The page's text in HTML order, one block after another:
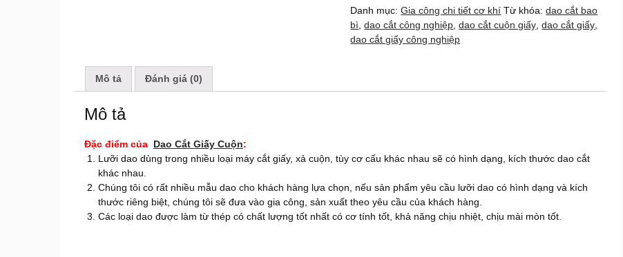
Danh mục:Gia công chi tiết cơ khí Từ khóa:dao cắt bao
bì ,dao cắt công nghiệp ,dao cắt cuộn giấy ,dao cắt giấy
dao cắt giấy công nghiệp
Mô tả Đánh giá (0)
Mô tả
Đặc điểm của Dao Cắt Giấy Cuộn:
Lưỡi dao dùng trong nhiều loại máy cắt giấy, xả cuộn, tùy cơ cấu khác nhau sẽ có hình dạng, kích thước dao cắt
khác nhau.
Chúng tôi có rất nhiều mẫu dao cho khách hàng lựa chọn, nếu sản phẩm yêu cầu lưỡi dao có hình dạng và kích
thước riêng biệt, chúng tôi sẽ đưa vào gia công, sản xuất theo yêu cầu của khách hàng.
Các loại dao được làm từ thép có chất lượng tốt nhất có cơ tính tốt, khả năng chịu nhiệt, chịu mài mòn tốt.